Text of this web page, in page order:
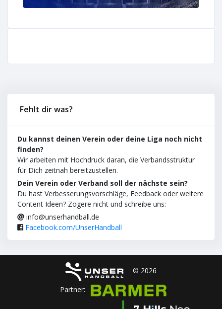
Fehlt dir was?
Du kannst deinen Verein oder deine Liga noch nicht
finden?
Wir arbeiten mit Hochdruck daran, die Verbandsstruktur
für Dich zeitnah bereitzustellen.
Dein Verein oder Verband soll der nächste sein?
Du hast Verbesserungsvorschläge, Feedback oder weitere
Content Ideen? Zögere nicht und schreibe uns:
info@unserhandball.de
Facebook.com/UnserHandball
© 2026
Partner: